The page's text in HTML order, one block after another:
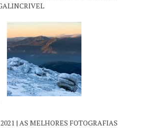
| AS MELHORES FOTOGRAFIAS